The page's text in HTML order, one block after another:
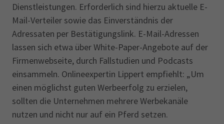
Dienstleistungen. Erforderlich sind hierzu aktuelle E-
Mail-Verteiler sowie das Einverständnis der
Adressaten per Bestätigungslink. E-Mail-Adressen
lassen sich etwa über White-Paper-Angebote auf der
Firmenwebseite, durch Fallstudien und Podcasts
einsammeln. Onlineexpertin Lippert empfiehlt: „Um
einen möglichst guten Werbeerfolg zu erzielen,
sollten die Unternehmen mehrere Werbekanäle
nutzen und nicht nur auf ein Pferd setzen.